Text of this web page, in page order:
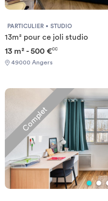
PARTICULIER STUDIO
13m² pour ce joli studio
13 m² - 500 €CC
49000 Angers
Complet